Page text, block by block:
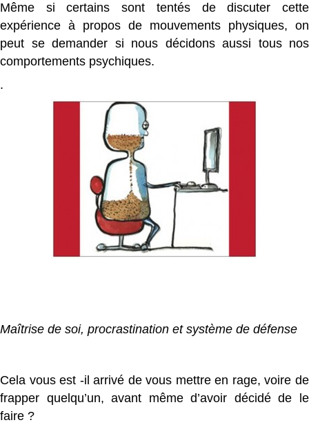
Même si certains sont tentés de discuter cette
expérience à propos de mouvements physiques, on
peut se demander si nous décidons aussi tous nos
comportements psychiques.
.
Maîtrise de soi, procrastination et système de défense
Cela vous est -il arrivé de vous mettre en rage, voire de
frapper quelqu’un, avant même d’avoir décidé de le
faire ?